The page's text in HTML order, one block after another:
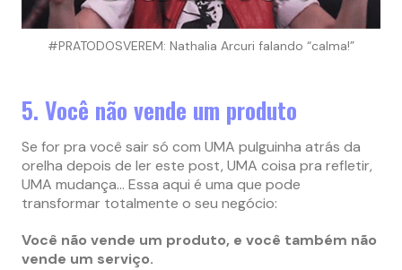
#PRATODOSVEREM: Nathalia Arcuri falando “calma!”
5. Você não vende um produto
Se for pra você sair só com UMA pulguinha atrás da
orelha depois de ler este post, UMA coisa pra refletir,
UMA mudança… Essa aqui é uma que pode
transformar totalmente o seu negócio:
Você não vende um produto, e você também não
vende um serviço.